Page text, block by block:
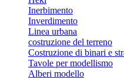
Inerbimento
Inverdimento
Linea urbana
costruzione del terreno
Costruzione di binari e
Tavole per modellismo
Alberi modello